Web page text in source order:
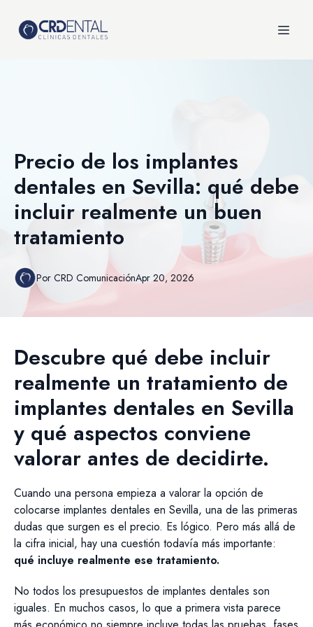
Precio de los implantes
dentales en Sevilla: qué debe
incluir realmente un buen
tratamiento
Apr 20, 2026
Por CRD Comunicación
Descubre qué debe incluir
realmente un tratamiento de
implantes dentales en Sevilla
y qué aspectos conviene
valorar antes de decidirte.
Cuando una persona empieza a valorar la opción de
colocarse implantes dentales en Sevilla, una de las primeras
dudas que surgen es el precio. Es lógico. Pero más allá de
la cifra inicial, hay una cuestión todavía más importante:
qué incluye realmente ese tratamiento.
No todos los presupuestos de implantes dentales son
iguales. En muchos casos, lo que a primera vista parece